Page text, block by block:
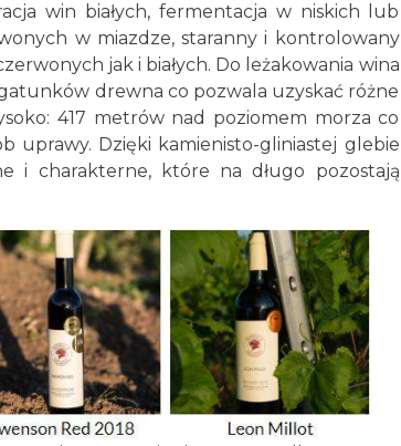
win białych, fermentacja w niskich lub
w miazdze, staranny i kontrolowany
jak i białych. Do leżakowania wina
drewna co pozwala uzyskać różne
417 metrów nad poziomem morza co
uprawy. Dzięki kamienisto-gliniastej glebie
i charakterne, które na długo pozostają